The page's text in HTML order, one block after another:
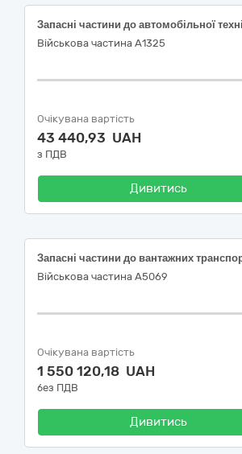
Запасні частини до автомобільної
Військова частина А1325
Очікувана вартість
43 440,93 UAH
з ПДВ
Дивитись
Військова частина А5069
Очікувана вартість
1 550 120,18 UAH
без ПДВ
Дивитись